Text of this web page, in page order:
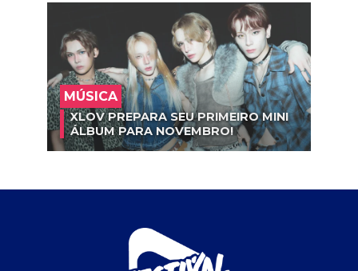
MÚSICA
XLOV PREPARA SEU PRIMEIRO MINI
ÁLBUM PARA NOVEMBRO!